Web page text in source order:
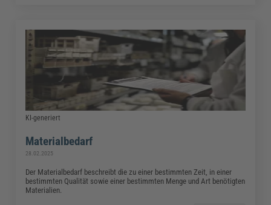
KI-generiert
Materialbedarf
28.02.2025
Der Materialbedarf beschreibt die zu einer bestimmten Zeit, in einer
bestimmten Qualität sowie einer bestimmten Menge und Art benötigten
Materialien.